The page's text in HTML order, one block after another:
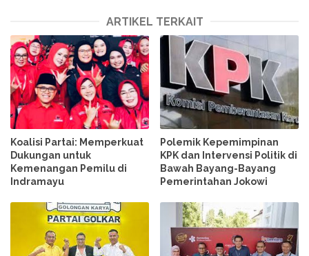
ARTIKEL TERKAIT
Koalisi Partai: Memperkuat
Dukungan untuk
Kemenangan Pemilu di
Indramayu
Polemik Kepemimpinan
KPK dan Intervensi Politik di
Bawah Bayang-Bayang
Pemerintahan Jokowi